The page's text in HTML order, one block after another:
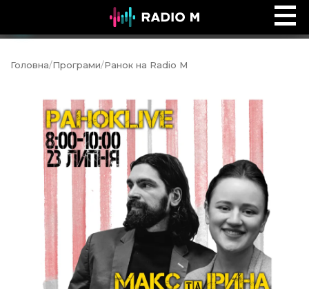
Ефір Radio M
Головна/Програми/Ранок на Radio M